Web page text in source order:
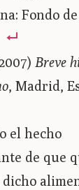
Fondo
Breve
, Madrid,
el hecho
de que